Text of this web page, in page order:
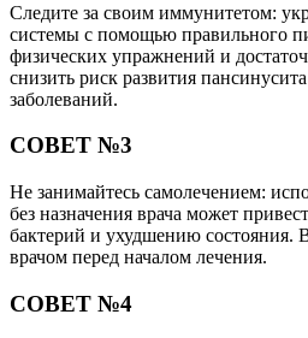
Следите за своим иммунитетом:
системы с помощью правильного
физических упражнений и
снизить риск развития
заболеваний.
СОВЕТ №3
Не занимайтесь самолечением:
без назначения врача может
бактерий и ухудшению состояния.
врачом перед началом лечения.
СОВЕТ №4